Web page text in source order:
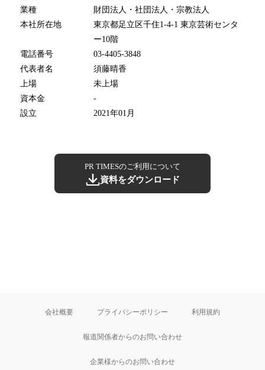
業種
財団法人・社団法人・宗教法人
本社所在地
東京都足立区千住1-4-1 東京芸術センタ
ー10階
電話番号
03-4405-3848
代表者名
須藤晴香
上場
未上場
資本金
-
設立
2021年01月
PR TIMESのご利用について
資料をダウンロード
会社概要 プライバシーポリシー 利用規約
報道関係者からのお問い合わせ
企業様からのお問い合わせ